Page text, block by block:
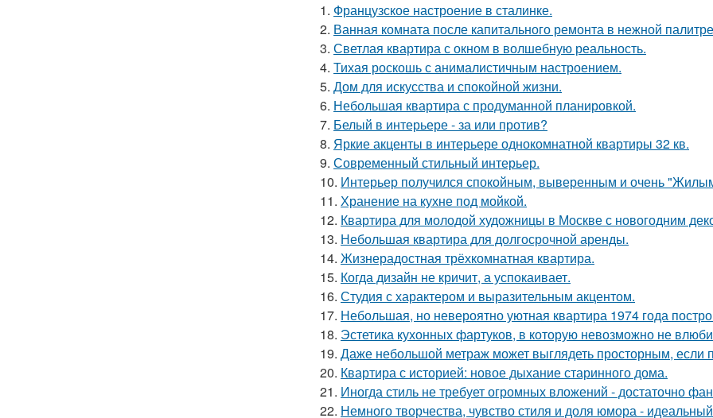
1. Французское настроение в сталинке.
2. Ванная комната после капитального ремонта в нежной
3. Светлая квартира с окном в волшебную реальность.
4. Тихая роскошь с анималистичным настроением.
5. Дом для искусства и спокойной жизни.
6. Небольшая квартира с продуманной планировкой.
7. Белый в интерьере - за или против?
8. Яркие акценты в интерьере однокомнатной квартиры 32 кв.
9. Современный стильный интерьер.
10. Интерьер получился спокойным, выверенным и очень
11. Хранение на кухне под мойкой.
12. Квартира для молодой художницы в Москве с новогодним
13. Небольшая квартира для долгосрочной аренды.
14. Жизнерадостная трёхкомнатная квартира.
15. Когда дизайн не кричит, а успокаивает.
16. Студия с характером и выразительным акцентом.
17. Небольшая, но невероятно уютная квартира 1974 года
18. Эстетика кухонных фартуков, в которую невозможно не
19. Даже небольшой метраж может выглядеть просторным, если
20. Квартира с историей: новое дыхание старинного дома.
21. Иногда стиль не требует огромных вложений - достаточно
22. Немного творчества, чувство стиля и доля юмора -